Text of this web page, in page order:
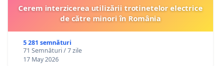
Cerem interzicerea utilizării trotinetelor electrice
de către minori în România
5 281 semnături
71 Semnături / 7 zile
17 May 2026